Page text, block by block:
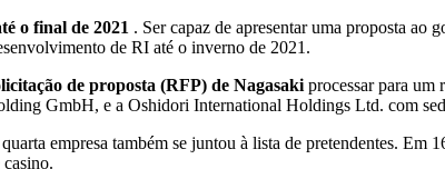
o final de 2021 . Ser capaz de apresentar uma proposta ao
de RI até o inverno de 2021.
de proposta (RFP) de Nagasaki processar para um
GmbH, e a Oshidori International Holdings Ltd. com
empresa também se juntou à lista de pretendentes. Em